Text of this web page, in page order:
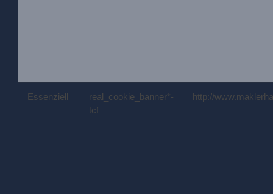
Essenziell
real_cookie_banner*-
tcf
http://